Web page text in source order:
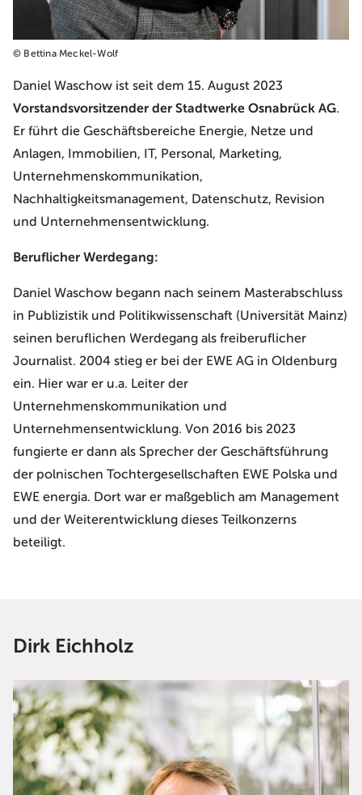
© Bettina Meckel-Wolf
Daniel Waschow ist seit dem 15. August 2023
Vorstandsvorsitzender der Stadtwerke Osnabrück AG.
Er führt die Geschäftsbereiche Energie, Netze und
Anlagen, Immobilien, IT, Personal, Marketing,
Unternehmenskommunikation,
Nachhaltigkeitsmanagement, Datenschutz, Revision
und Unternehmensentwicklung.
Beruflicher Werdegang:
Daniel Waschow begann nach seinem Masterabschluss
in Publizistik und Politikwissenschaft (Universität Mainz)
seinen beruflichen Werdegang als freiberuflicher
Journalist. 2004 stieg er bei der EWE AG in Oldenburg
ein. Hier war er u.a. Leiter der
Unternehmenskommunikation und
Unternehmensentwicklung. Von 2016 bis 2023
fungierte er dann als Sprecher der Geschäftsführung
der polnischen Tochtergesellschaften EWE Polska und
EWE energia. Dort war er maßgeblich am Management
und der Weiterentwicklung dieses Teilkonzerns
beteiligt.
Dirk Eichholz